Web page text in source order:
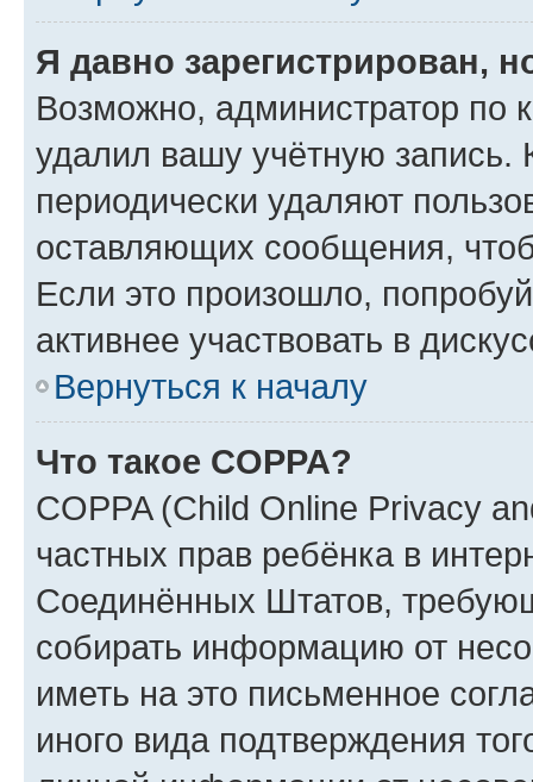
Я давно зарегистрирован,
Возможно, администратор по
удалил вашу учётную запись.
периодически удаляют
оставляющих сообщения,
Если это произошло,
активнее участвовать в
Вернуться к началу
Что такое COPPA?
COPPA (Child Online Privacy
частных прав ребёнка в
Соединённых Штатов,
собирать информацию от
иметь на это письменное
иного вида подтверждения